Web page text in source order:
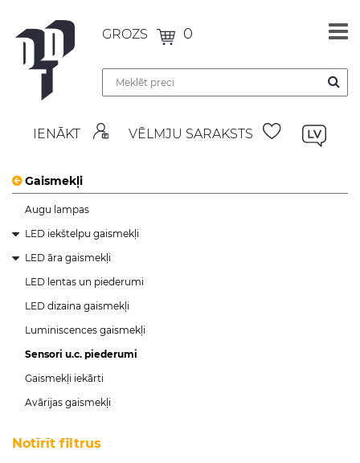
GROZS 0
IENĀKT VĒLMJU SARAKSTS
Gaismekļi
Augu lampas
LED iekštelpu gaismekļi
LED āra gaismekļi
LED lentas un piederumi
LED dizaina gaismekļi
Luminiscences gaismekļi
Sensori u.c. piederumi
Gaismekļi iekārti
Avārijas gaismekļi
Notīrīt filtrus